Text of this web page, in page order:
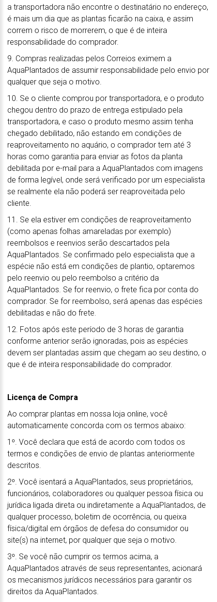
a transportadora não encontre o destinatário no endereço,
é mais um dia que as plantas ficarão na caixa, e assim
correm o risco de morrerem, o que é de inteira
responsabilidade do comprador.
9. Compras realizadas pelos Correios eximem a
AquaPlantados de assumir responsabilidade pelo envio por
qualquer que seja o motivo.
10. Se o cliente comprou por transportadora, e o produto
chegou dentro do prazo de entrega estipulado pela
transportadora, e caso o produto mesmo assim tenha
chegado debilitado, não estando em condições de
reaproveitamento no aquário, o comprador tem até 3
horas como garantia para enviar as fotos da planta
debilitada por e-mail para a AquaPlantados com imagens
de forma legível, onde será verificado por um especialista
se realmente ela não poderá ser reaproveitada pelo
cliente.
11. Se ela estiver em condições de reaproveitamento
(como apenas folhas amareladas por exemplo)
reembolsos e reenvios serão descartados pela
AquaPlantados. Se confirmado pelo especialista que a
espécie não está em condições de plantio, optaremos
pelo reenvio ou pelo reembolso a critério da
AquaPlantados. Se for reenvio, o frete fica por conta do
comprador. Se for reembolso, será apenas das espécies
debilitadas e não do frete.
12. Fotos após este período de 3 horas de garantia
conforme anterior serão ignoradas, pois as espécies
devem ser plantadas assim que chegam ao seu destino, o
que é de inteira responsabilidade do comprador.
Licença de Compra
Ao comprar plantas em nossa loja online, você
automaticamente concorda com os termos abaixo:
1º. Você declara que está de acordo com todos os
termos e condições de envio de plantas anteriormente
descritos.
2º. Você isentará a AquaPlantados, seus proprietários,
funcionários, colaboradores ou qualquer pessoa física ou
jurídica ligada direta ou indiretamente a AquaPlantados, de
qualquer processo, boletim de ocorrência, ou queixa
física/digital em órgãos de defesa do consumidor ou
site(s) na internet, por qualquer que seja o motivo.
3º. Se você não cumprir os termos acima, a
AquaPlantados através de seus representantes, acionará
os mecanismos jurídicos necessários para garantir os
direitos da AquaPlantados.